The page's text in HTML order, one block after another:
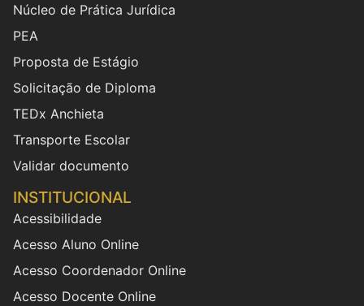
Núcleo de Prática Jurídica
PEA
Proposta de Estágio
Solicitação de Diploma
TEDx Anchieta
Transporte Escolar
Validar documento
INSTITUCIONAL
Acessibilidade
Acesso Aluno Online
Acesso Coordenador Online
Acesso Docente Online